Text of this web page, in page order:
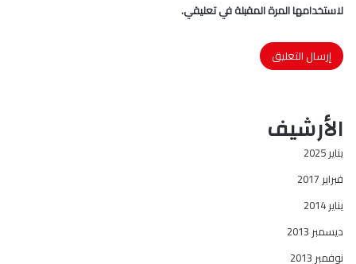
لاستخدامها المرة المقبلة في تعليقي.
الأرشيف
يناير 2025
فبراير 2017
يناير 2014
ديسمبر 2013
نوفمبر 2013